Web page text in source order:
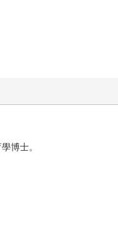
博士。